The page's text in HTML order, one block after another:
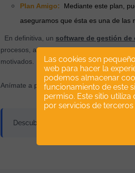
Las cookies son
web para hacer la
podemos almacenar
funcionamiento de este
permiso. Este sitio
por servicios de
Plan Amigo: Mediante este plan,
aseguramos que ésta es una de las
En definitiva, un software de gestión
procesos, a la vez que consigue fidelizar
motivados.
Anímate a probarlo,¡te aseguramos que
Descubre nuestro